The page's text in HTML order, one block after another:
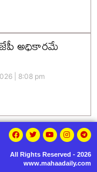
అధికారమే
8:08 pm
All Rights Reserved - 2026
www.mahaadaily.com